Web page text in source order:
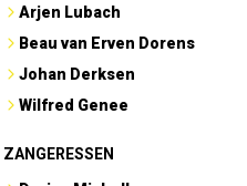
Arjen Lubach
Beau van Erven Dorens
Johan Derksen
Wilfred Genee
ZANGERESSEN